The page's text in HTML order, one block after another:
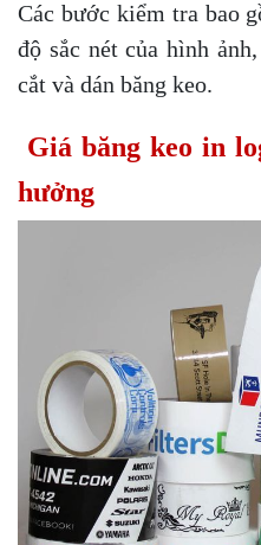
Các bước kiểm tra bao
độ sắc nét của hình
cắt và dán băng keo.
Giá băng keo in
hưởng